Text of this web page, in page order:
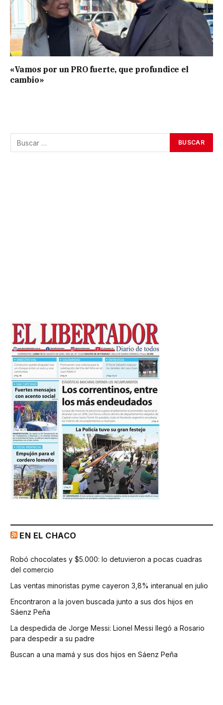
«Vamos por un PRO fuerte, que profundice el
cambio»
EN EL CHACO
Robó chocolates y $5.000: lo detuvieron a pocas cuadras
del comercio
Las ventas minoristas pyme cayeron 3,8% interanual en julio
Encontraron a la joven buscada junto a sus dos hijos en
Sáenz Peña
La despedida de Jorge Messi: Lionel Messi llegó a Rosario
para despedir a su padre
Buscan a una mamá y sus dos hijos en Sáenz Peña